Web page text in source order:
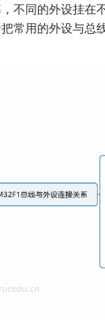
不同的外设挂在
常用的外设与总